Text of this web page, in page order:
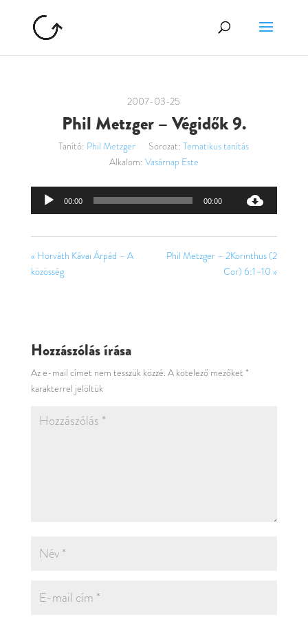
2007-03-25
Phil Metzger – Végidők 9.
Tanító: Phil Metzger Sorozat: Tematikus tanítás
Alkalom: Vasárnap Este
Audió
00:00 00:00
« Horváth Kávai Árpád – A
közösség
Phil Metzger – 2Korinthus (2
Cor) 6:1–10 »
Hozzászólás írása
Az e-mail címet nem tesszük közzé. A kötelező mezőket *
karakterrel jelöltük